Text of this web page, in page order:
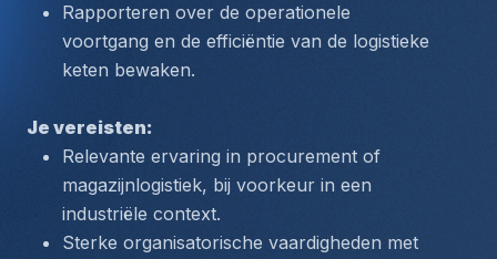
Rapporteren over de operationele
voortgang en de efficiëntie van de logistieke
keten bewaken.
Je vereisten:
Relevante ervaring in procurement of
magazijnlogistiek, bij voorkeur in een
industriële context.
Sterke organisatorische vaardigheden met